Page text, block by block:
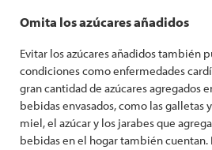
Omita los azúcares añadidos
Evitar los azúcares añadidos también
condiciones como enfermedades
gran cantidad de azúcares agregados
bebidas envasados, como las galletas
miel, el azúcar y los jarabes que
bebidas en el hogar también cuentan.